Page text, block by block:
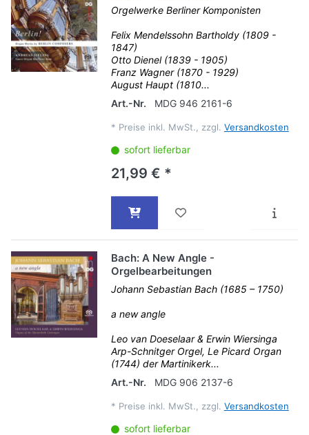
Orgelwerke Berliner Komponisten
Felix Mendelssohn Bartholdy (1809 -
1847)
Otto Dienel (1839 - 1905)
Franz Wagner (1870 - 1929)
August Haupt (1810...
Art.-Nr.
MDG 946 2161-6
* Preise inkl. MwSt., zzgl. Versandkosten
sofort lieferbar
21,99 € *
Bach: A New Angle -
Orgelbearbeitungen
Johann Sebastian Bach (1685 – 1750)
a new angle
Leo van Doeselaar & Erwin Wiersinga
Arp-Schnitger Orgel, Le Picard Organ
(1744) der Martinikerk...
Art.-Nr.
MDG 906 2137-6
* Preise inkl. MwSt., zzgl. Versandkosten
sofort lieferbar